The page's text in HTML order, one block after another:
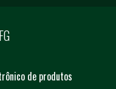
de produtos